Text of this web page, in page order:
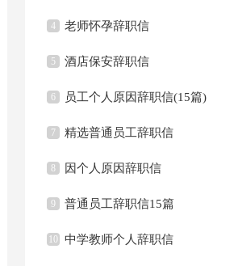
4 老师怀孕辞职信
5 酒店保安辞职信
6 员工个人原因辞职信(15篇)
7 精选普通员工辞职信
8 因个人原因辞职信
9 普通员工辞职信15篇
10 中学教师个人辞职信